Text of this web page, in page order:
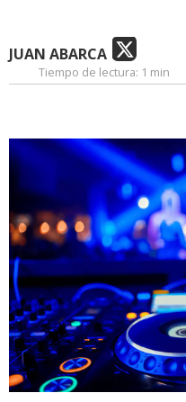
JUAN ABARCA
Tiempo de lectura: 1 min